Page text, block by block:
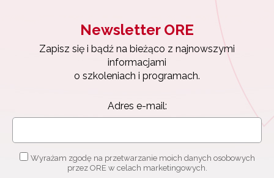
Newsletter ORE
Zapisz się i bądź na bieżąco z najnowszymi
informacjami
o szkoleniach i programach.
Adres e-mail:
Wyrażam zgodę na przetwarzanie moich danych osobowych
przez ORE w celach marketingowych.